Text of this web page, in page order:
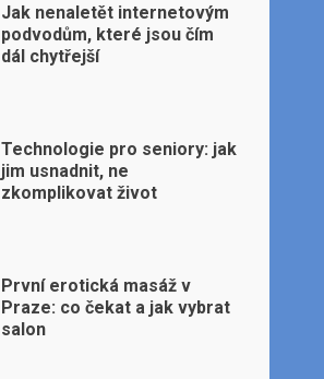
Jak nenaletět internetovým
podvodům, které jsou čím
dál chytřejší
Technologie pro seniory: jak
jim usnadnit, ne
zkomplikovat život
První erotická masáž v
Praze: co čekat a jak vybrat
salon